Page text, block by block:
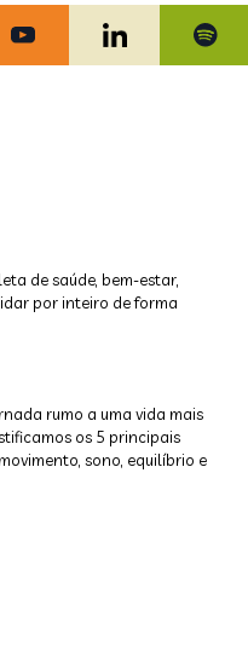
de saúde, bem-estar,
por inteiro de forma
rumo a uma vida mais
os 5 principais
sono, equilíbrio e